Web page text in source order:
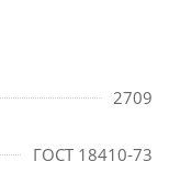
2709
ГОСТ 18410-73